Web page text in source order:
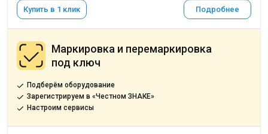
Купить в 1 клик Подробнее
Маркировка и перемаркировка
под ключ
Подберём оборудование
Зарегистрируем в «Честном ЗНАКЕ»
Настроим сервисы